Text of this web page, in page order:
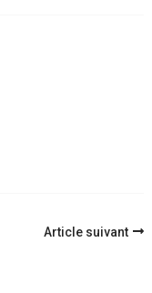
Article suivant